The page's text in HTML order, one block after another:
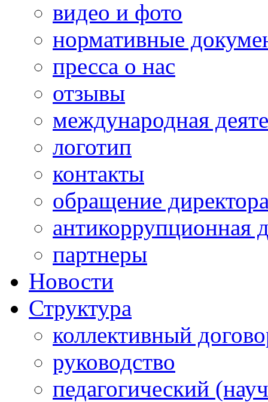
видео и фото
нормативные
пресса о нас
отзывы
международная
логотип
контакты
обращение
антикоррупционная
партнеры
Новости
Структура
коллективный
руководство
педагогический